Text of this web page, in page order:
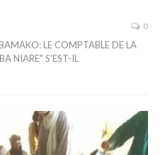
0
LE COMPTABLE DE LA
NIARE" S'EST-IL